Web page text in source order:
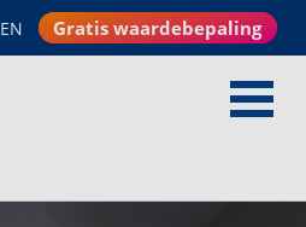
EN Gratis waardebepaling